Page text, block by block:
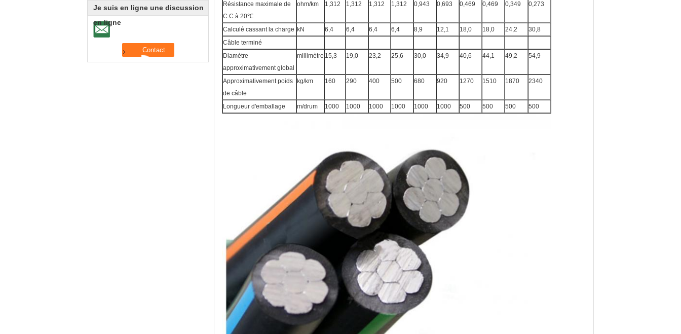
Je suis en ligne une discussion
en ligne
Résistance maximale de
C.C à 20℃
ohm/km 1,312 1,312 1,312 1,312 0,943 0,693 0,469 0,469 0,349 0,273
Calculé cassant la charge kN 6,4 6,4 6,4 6,4 8,9 12,1 18,0 18,0 24,2
30,8
Câble terminé
Diamètre
approximativement global
millimètre 15,3 19,0 23,2 25,6 30,0 34,9 40,6 44,1 49,2 54,9
Approximativement poids
de câble
kg/km 160 290 400 500 680 920 1270 1510 1870 2340
Longueur d'emballage m/drum 1000 1000 1000 1000 1000 1000 500 500 500 500